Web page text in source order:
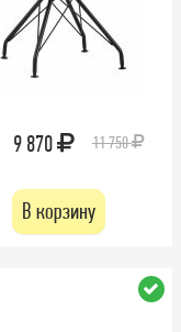
9 870 11 750
В корзину